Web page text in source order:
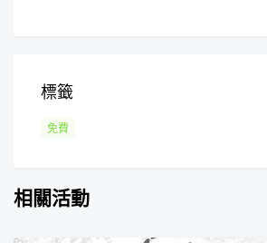
標籤
免費
相關活動